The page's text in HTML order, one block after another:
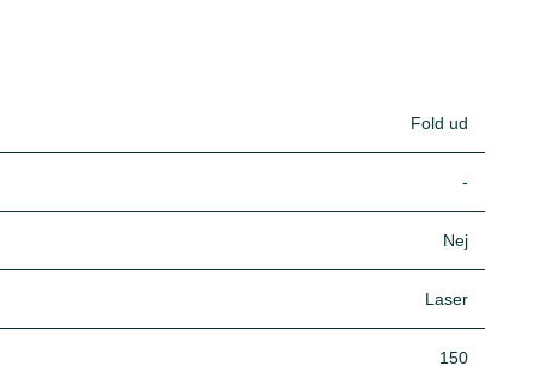
Fold ud
-
Nej
Laser
150